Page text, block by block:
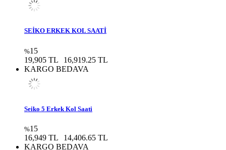
SEİKO ERKEK KOL SAATİ
%15
19,905 TL
16,919.25 TL
KARGO BEDAVA
Seiko 5 Erkek Kol Saati
%15
16,949 TL
14,406.65 TL
KARGO BEDAVA